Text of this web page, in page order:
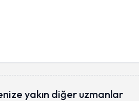
yakın diğer uzmanlar